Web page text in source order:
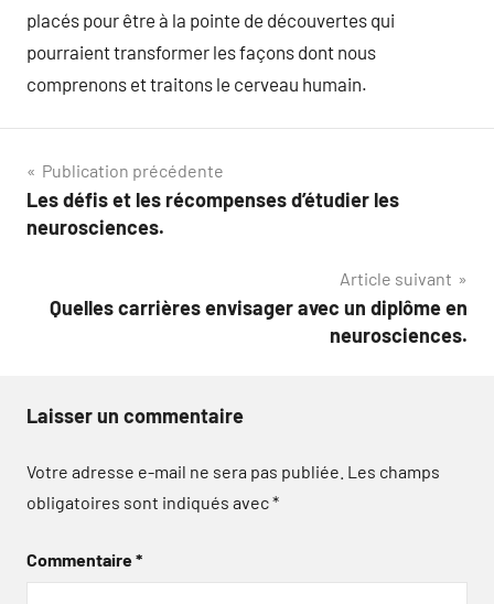
placés pour être à la pointe de découvertes qui
pourraient transformer les façons dont nous
comprenons et traitons le cerveau humain.
Navigation
de
Publication précédente
Les défis et les récompenses d’étudier les
neurosciences.
Article suivant
Quelles carrières envisager avec un diplôme en
neurosciences.
Laisser un commentaire
Votre adresse e-mail ne sera pas publiée. Les champs
obligatoires sont indiqués avec*
Commentaire*